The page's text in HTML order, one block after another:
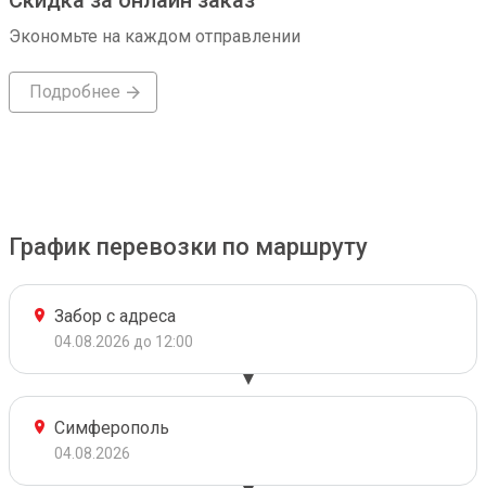
Экономьте на каждом отправлении
Подробнее
График перевозки по маршруту
Забор с адреса
04.08.2026 до 12:00
Симферополь
04.08.2026